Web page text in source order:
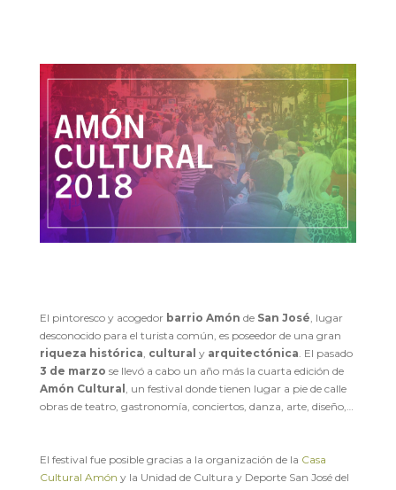
El pintoresco y acogedor barrio Amón de San José, lugar
desconocido para el turista común, es poseedor de una gran
riqueza histórica, cultural y arquitectónica. El pasado
3 de marzo se llevó a cabo un año más la cuarta edición de
Amón Cultural , un festival donde tienen lugar a pie de calle
obras de teatro, gastronomía, conciertos, danza, arte, diseño,…
El festival fue posible gracias a la organización de la Casa
Cultural Amón y la Unidad de Cultura y Deporte San José del